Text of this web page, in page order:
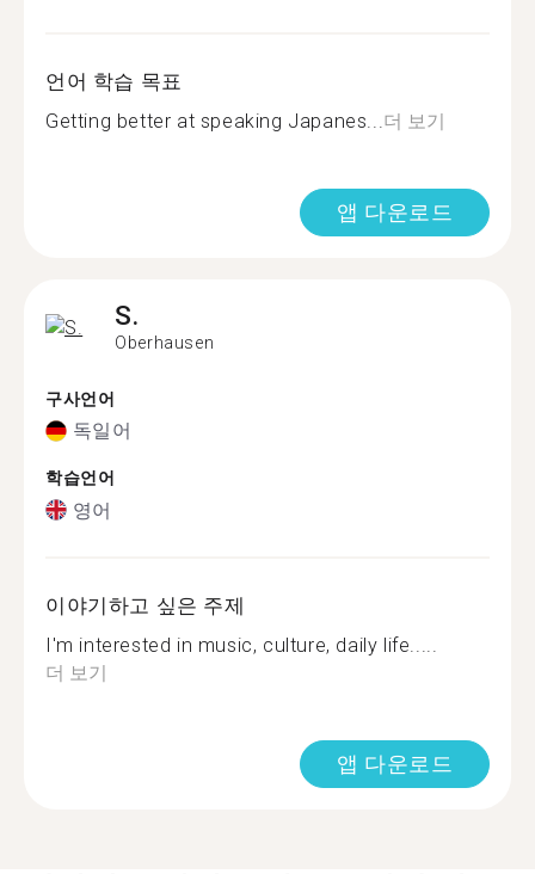
언어 학습 목표
Getting better at speaking Japanes... 더 보기
앱 다운로드
S.
Oberhausen
구사언어
독일어
학습언어
영어
이야기하고 싶은 주제
I'm interested in music, culture, daily life.....
더 보기
앱 다운로드